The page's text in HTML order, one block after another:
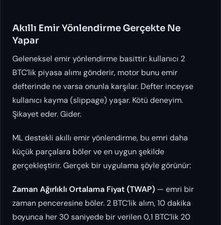
Akıllı Emir Yönlendirme Gerçekte Ne
Yapar
Geleneksel emir yönlendirme basittir: kullanıcı 2
BTC’lik piyasa alımı gönderir, motor bunu emir
defterinde ne varsa onunla karşılar. Defter inceyse
kullanıcı kayma (slippage) yaşar. Kötü deneyim.
Şikayet eder. Gider.
ML destekli akıllı emir yönlendirme, bu emri daha
küçük parçalara böler ve en uygun şekilde
gerçekleştirir. Gerçek bir uygulama şöyle görünür:
Zaman Ağırlıklı Ortalama Fiyat (TWAP) — emri bir
zaman penceresine böler. 2 BTC’lik alım, 10 dakika
boyunca her 30 saniyede bir verilen 0,1 BTC’lik 20